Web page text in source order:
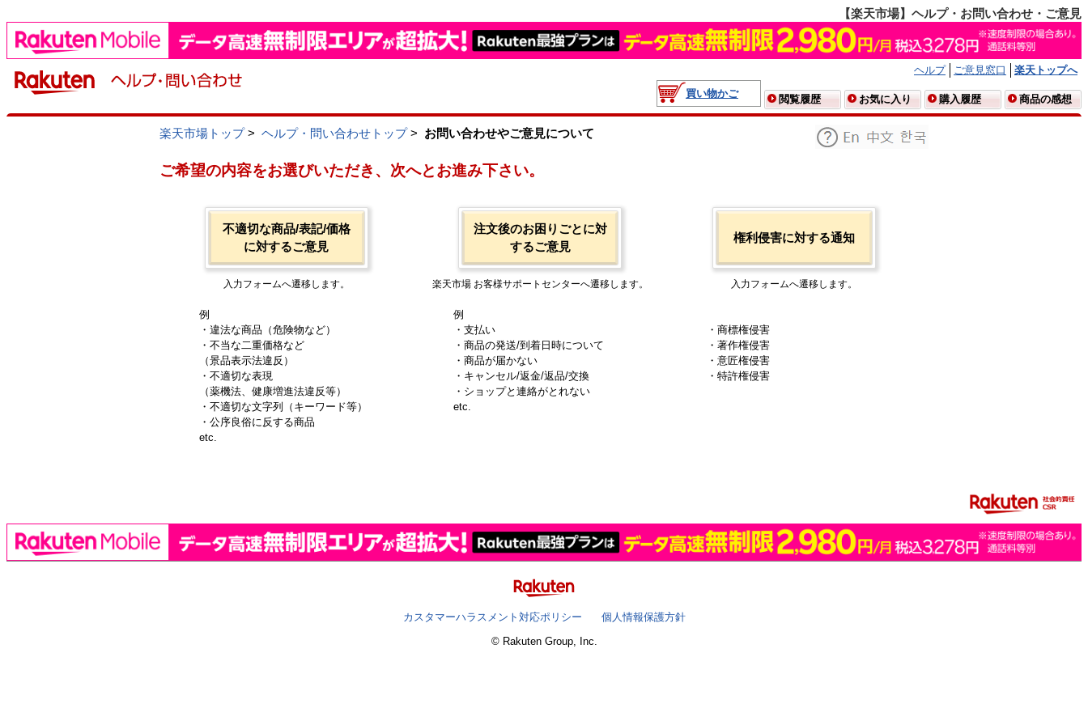
【楽天市場】ヘルプ・お問い合わせ・ご意見
ヘルプ ご意見窓口
楽天トップへ
買い物かご
閲覧履歴 お気に入り 購入履歴 商品の感想
楽天市場トップ> ヘルプ・問い合わせトップ> お問い合わせやご意見について
ご希望の内容をお選びいただき、次へとお進み下さい。
不適切な商品/表記/価格
に対するご意見
入力フォームへ遷移します。
例
・違法な商品（危険物など）
・不当な二重価格など
（景品表示法違反）
・不適切な表現
（薬機法、健康増進法違反等）
・不適切な文字列（キーワード等）
・公序良俗に反する商品
etc.
注文後のお困りごとに対
するご意見
楽天市場 お客様サポートセンターへ遷移します。
例
・支払い
・商品の発送/到着日時について
・商品が届かない
・キャンセル/返金/返品/交換
・ショップと連絡がとれない
etc.
権利侵害に対する通知
入力フォームへ遷移します。
・商標権侵害
・著作権侵害
・意匠権侵害
・特許権侵害
カスタマーハラスメント対応ポリシー
個人情報保護方針
© Rakuten Group, Inc.